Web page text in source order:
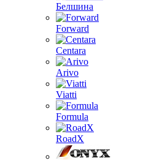
Белшина
Forward
Centara
Arivo
Viatti
Formula
RoadX